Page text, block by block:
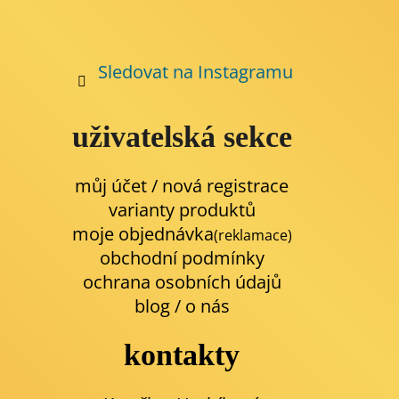
Sledovat na Instagramu
uživatelská sekce
můj účet / nová registrace
varianty produktů
moje objednávka(reklamace)
obchodní podmínky
ochrana osobních údajů
blog/ o nás
kontakty